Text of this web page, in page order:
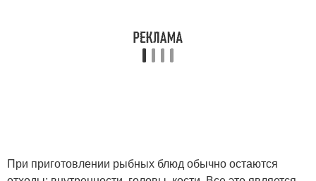
Удобрение из отходов
При приготовлении рыбных блюд обычно остаются